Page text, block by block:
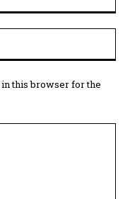
this browser for the